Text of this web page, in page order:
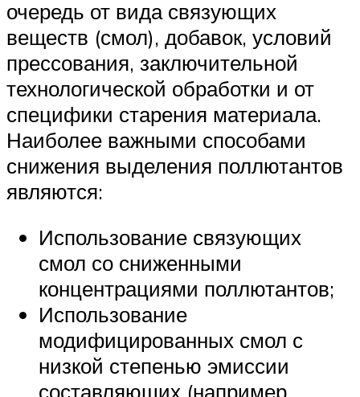
очередь от вида связующих
веществ (смол), добавок, условий
прессования, заключительной
технологической обработки и от
специфики старения материала.
Наиболее важными способами
снижения выделения поллютантов
являются:
Использование связующих
смол со сниженными
концентрациями поллютантов;
Использование
модифицированных смол с
низкой степенью эмиссии
составляющих (например,